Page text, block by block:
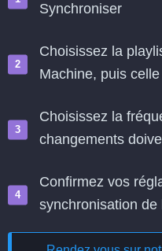
Synchroniser
Choisissez la
Machine, puis
Choisissez la
changements
Confirmez vos
synchronisation de